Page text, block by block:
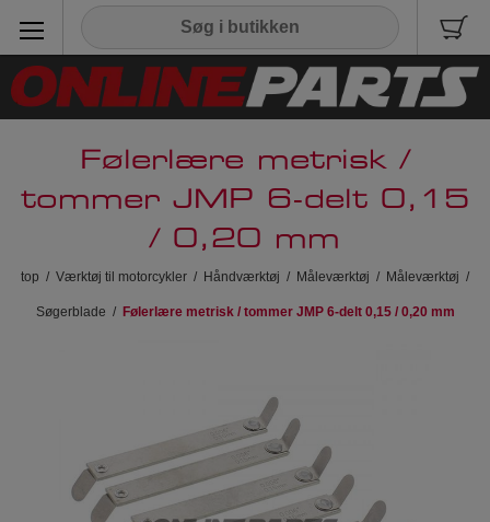
Følerlære metrisk /
tommer JMP 6-delt 0,15
/ 0,20 mm
top / Værktøj til motorcykler / Håndværktøj / Måleværktøj / Måleværktøj /
Søgerblade / Følerlære metrisk / tommer JMP 6-delt 0,15 / 0,20 mm